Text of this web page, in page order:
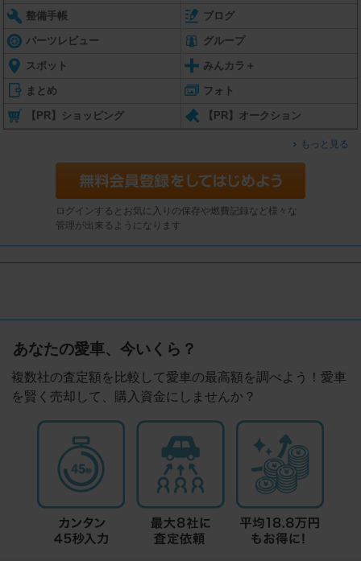
整備手帳 ブログ
パーツレビュー グループ
スポット みんカラ＋
まとめ フォト
【PR】ショッピング 【PR】オークション
もっと見る
ログインするとお気に入りの保存や燃費記録など様々な
管理が出来るようになります
あなたの愛車、今いくら？
複数社の査定額を比較して愛車の最高額を調べよう！愛車
を賢く売却して、購入資金にしませんか？